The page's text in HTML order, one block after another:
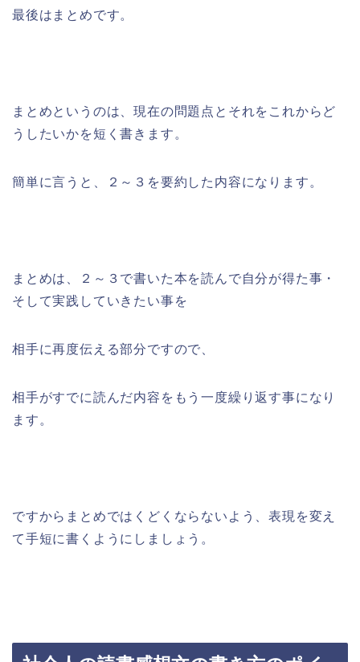
最後はまとめです。
まとめというのは、現在の問題点とそれをこれからど
うしたいかを短く書きます。
簡単に言うと、２～３を要約した内容になります。
まとめは、２～３で書いた本を読んで自分が得た事・
そして実践していきたい事を
相手に再度伝える部分ですので、
相手がすでに読んだ内容をもう一度繰り返す事になり
ます。
ですからまとめではくどくならないよう、表現を変え
て手短に書くようにしましょう。